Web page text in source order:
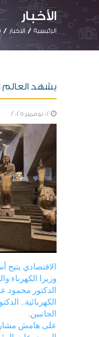
الأخبار
الرئيسية الاخبار
يشهد العالم
الاقتصادي يتيح
وزيرا الكهرباء
الدكتور محمود
الكهربائية..
الجانبين.
على هامش